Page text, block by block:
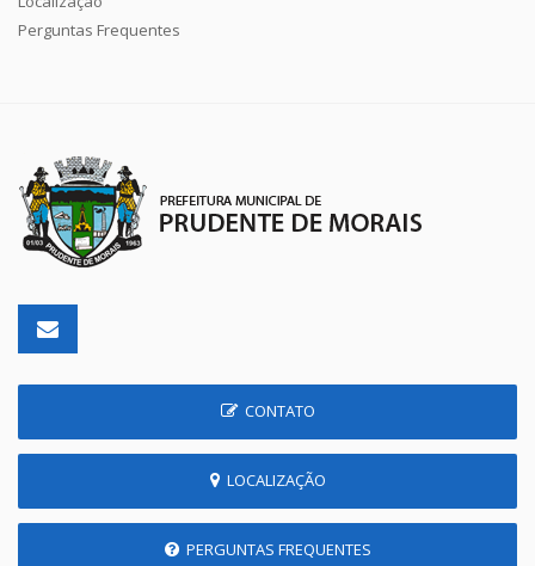
Perguntas Frequentes
CONTATO
LOCALIZAÇÃO
PERGUNTAS FREQUENTES